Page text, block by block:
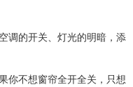
调的开关、灯光的明暗，添
你不想窗帘全开全关，只想